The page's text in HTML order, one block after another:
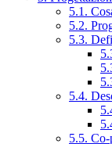
5.1.
5.2.
5.3.
5.4.
5.5.